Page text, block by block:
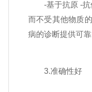
-基于抗原 -抗体
而不受其他物质
病的诊断提供可
3.准确性好